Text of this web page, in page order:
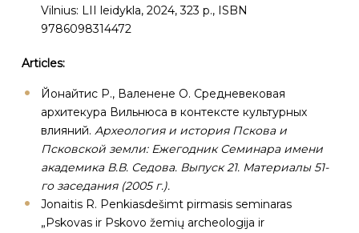
Vilnius: LII leidykla, 2024, 323 p., ISBN
9786098314472
Articles:
Йонайтис Р., Валенене O. Cpeдневековая
архитекура Вильнюса в контексте культурных
влияний. Археология и история Пскова и
Псковской земли: Ежегодник Семинара имени
академика В.В. Седова. Выпуск 21. Материалы 51-
го заседания (2005 г.).
Jonaitis R. Penkiasdešimt pirmasis seminaras
„Pskovas ir Pskovo žemių archeologija ir